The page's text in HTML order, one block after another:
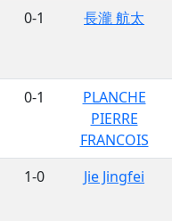
0-1 長瀧 航太
0-1
PLANCHE
PIERRE
FRANCOIS
1-0 Jie Jingfei